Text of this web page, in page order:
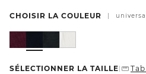
CHOISIR LA COULEUR
SÉLECTIONNER LA TAILLE